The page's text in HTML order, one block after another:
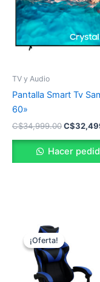
TV y Audio
Pantalla Smart Tv
60»
C$34,999.00C$
Hacer
¡Oferta!
¡Oferta!
El
precio
original
era: